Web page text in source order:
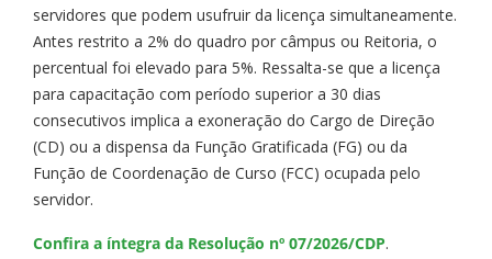
servidores que podem usufruir da licença simultaneamente.
Antes restrito a 2% do quadro por câmpus ou Reitoria, o
percentual foi elevado para 5%. Ressalta-se que a licença
para capacitação com período superior a 30 dias
consecutivos implica a exoneração do Cargo de Direção
(CD) ou a dispensa da Função Gratificada (FG) ou da
Função de Coordenação de Curso (FCC) ocupada pelo
servidor.
Confira a íntegra da Resolução nº 07/2026/CDP.